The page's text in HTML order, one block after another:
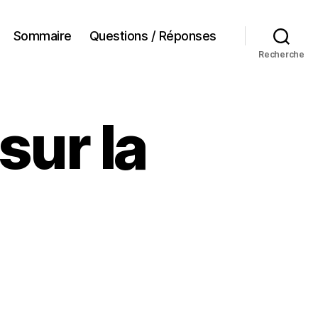
Sommaire Questions / Réponses
Recherche
la